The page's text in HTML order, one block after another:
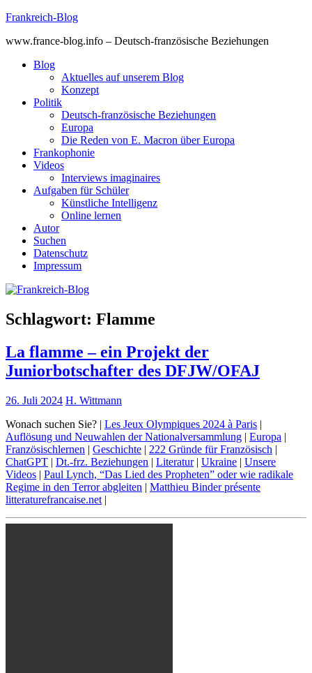
Skip
content
Frankreich-Blog
www.france-blog.info – Deutsch-französische Beziehungen
Blog
Aktuelles auf unserem Blog
Konzept
Politik
Deutsch-französische Beziehungen
Europa
Die Reden von E. Macron über Europa
Frankophonie
Videos
Interviews imaginaires
Aufgaben für Schüler
Künstliche Intelligenz
Online lernen
Autor
Suchen
Datenschutz
Impressum
Schlagwort: Flamme
La flamme – ein Projekt der
Juniorbotschafter des DFJW/OFAJ
26. Juli 2024 H. Wittmann
Wonach suchen Sie? | Les Jeux Olympiques 2024 à Paris |
Auflösung und Neuwahlen der Nationalversammlung | Europa |
Französischlernen | Geschichte | 222 Gründe für Französisch |
ChatGPT | Dt.-frz. Beziehungen | Literatur| Ukraine | Unsere
Videos | Paul Lynch, “Das Lied des Propheten” oder wie radikale
Regime in den Terror abgleiten | Matthieu Binder présente
litteraturefrancaise.net |